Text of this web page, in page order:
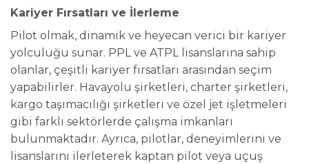
Kariyer Fırsatları ve İlerleme
Pilot olmak, dinamik ve heyecan verici bir kariyer
yolculuğu sunar. PPL ve ATPL lisanslarına sahip
olanlar, çeşitli kariyer fırsatları arasından seçim
yapabilirler. Havayolu şirketleri, charter şirketleri,
kargo taşımacılığı şirketleri ve özel jet işletmeleri
gibi farklı sektörlerde çalışma imkanları
bulunmaktadır. Ayrıca, pilotlar, deneyimlerini ve
lisanslarını ilerleterek kaptan pilot veya uçuş